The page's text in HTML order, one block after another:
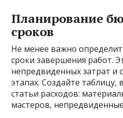
Планирование
сроков
Не менее важно
сроки завершения работ.
непредвиденных затрат и
этапах. Создайте таблицу,
статьи расходов:
мастеров,